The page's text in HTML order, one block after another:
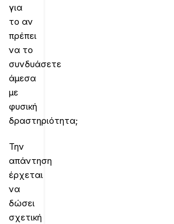
για
το αν
πρέπει
να το
συνδυάσετε
άμεσα
με
φυσική
δραστηριότητα;
Την
απάντηση
έρχεται
να
δώσει
σχετική